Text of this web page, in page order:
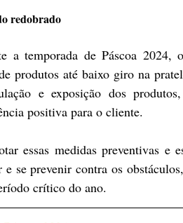
redobrado
a temporada de Páscoa 2024,
produtos até baixo giro na
e exposição dos
positiva para o cliente.
essas medidas preventivas e
e se prevenir contra os
crítico do ano.